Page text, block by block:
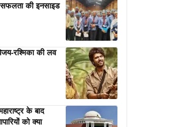
की इनसाइड
रश्मिका की लव
के बाद
को क्या